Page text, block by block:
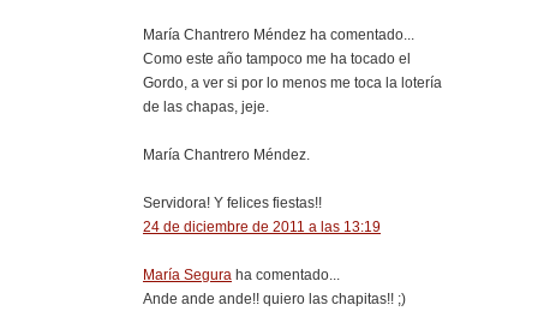
María Chantrero Méndez ha comentado...
Como este año tampoco me ha tocado el
Gordo, a ver si por lo menos me toca la lotería
de las chapas, jeje.
María Chantrero Méndez.
Servidora! Y felices fiestas!!
24 de diciembre de 2011 a las 13:19
María Segura ha comentado...
Ande ande ande!! quiero las chapitas!! ;)